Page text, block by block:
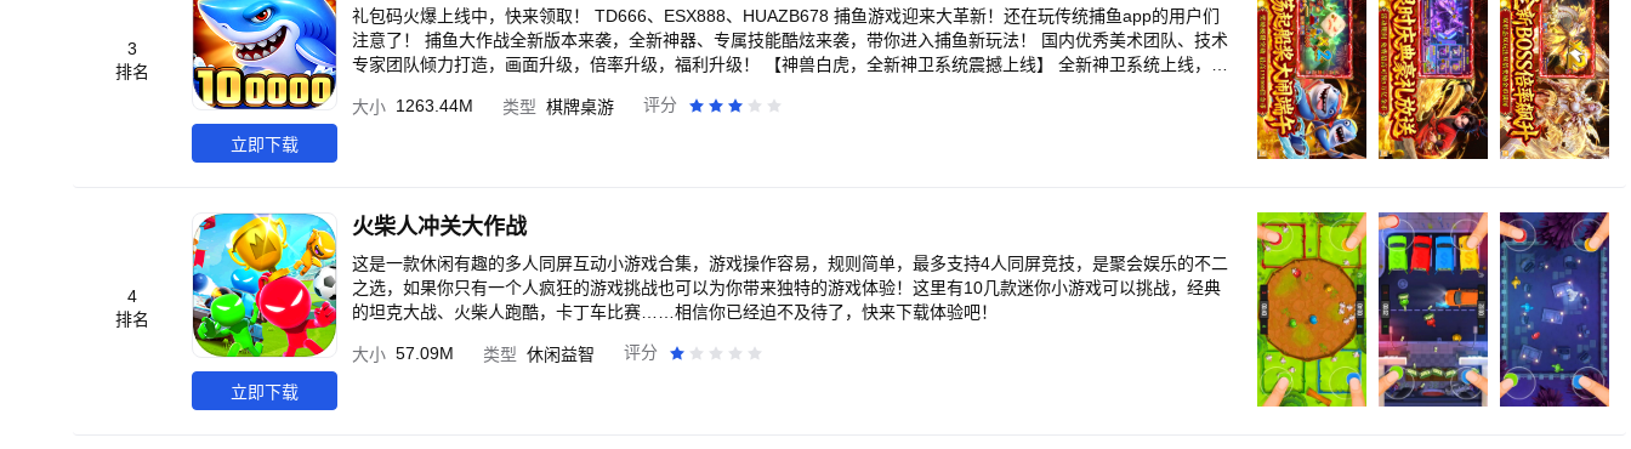
源以及任务获取资源等多种方式，帮助玩家在佛系与肝系中任意选择。力求满足所有类型玩家对于游戏的体验提升。
3
排名
立即下载
礼包码火爆上线中，快来领取！ TD666、ESX888、HUAZB678 捕鱼游戏迎来大革新！还在玩传统捕鱼app的用户们
注意了！ 捕鱼大作战全新版本来袭，全新神器、专属技能酷炫来袭，带你进入捕鱼新玩法！ 国内优秀美术团队、技术
专家团队倾力打造，画面升级，倍率升级，福利升级！ 【神兽白虎，全新神卫系统震撼上线】 全新神卫系统上线，近
拿，快来抢鲜体验吧！ 【超级英雄对垒，谁是终结者】 原汁原味展现未来科幻对决，圆您童年超级英雄梦！选一款超
等，特殊的BOSS场景互动和事件玩法，等你来一探究竟！创新式沉浸体验，酷炫激光，横冲直撞的钻头，雷霆一击
等，超酷炫体验！ 【超多福利倾情放送，强力炮台酷炫翅膀】 登录就送海量金币，每日任务、节日玩法，多重福利领
到手软。量身定制的炮台皮肤和翅膀系统，让您在捕鱼的世界也能惊艳四座。 【经典街机超级爆金，真人联机万人在
线】 经典街机玩法的主流捕鱼游戏，打鱼轻松，超高爆率，真正的一炮破亿！多人联机互动，和朋友一起捕鱼才开
心！ 更多精彩，尽在捕鱼大作战3D版！
大小 1263.44M 类型 棋牌桌游 评分
4
排名
立即下载
火柴人冲关大作战
这是一款休闲有趣的多人同屏互动小游戏合集，游戏操作容易，规则简单，最多支持4人同屏竞技，是聚会娱乐的不二
之选，如果你只有一个人疯狂的游戏挑战也可以为你带来独特的游戏体验！这里有10几款迷你小游戏可以挑战，经典
的坦克大战、火柴人跑酷，卡丁车比赛……相信你已经迫不及待了，快来下载体验吧！
大小 57.09M 类型 休闲益智 评分